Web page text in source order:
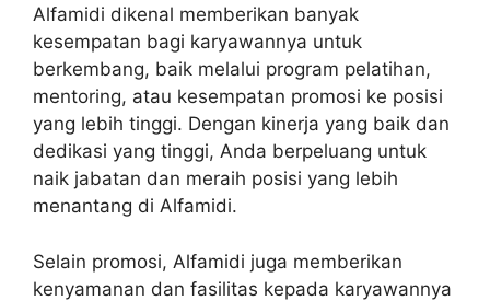
Alfamidi dikenal memberikan banyak
kesempatan bagi karyawannya untuk
berkembang, baik melalui program pelatihan,
mentoring, atau kesempatan promosi ke posisi
yang lebih tinggi. Dengan kinerja yang baik dan
dedikasi yang tinggi, Anda berpeluang untuk
naik jabatan dan meraih posisi yang lebih
menantang di Alfamidi.
Selain promosi, Alfamidi juga memberikan
kenyamanan dan fasilitas kepada karyawannya